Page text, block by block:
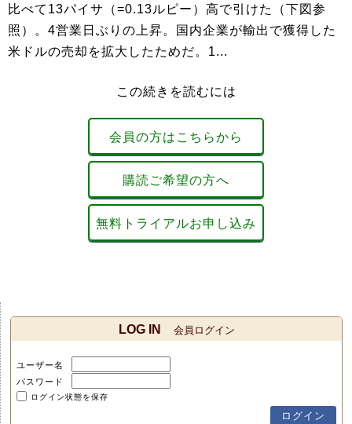
比べて13パイサ（=0.13ルピー）高で引けた（下図参
照）。4営業日ぶりの上昇。国内企業が輸出で獲得した
米ドルの売却を拡大したためだ。1...
この続きを読むには
会員の方はこちらから
購読ご希望の方へ
無料トライアルお申し込み
LOG IN 会員ログイン
ユーザー名
パスワード
ログイン状態を保存